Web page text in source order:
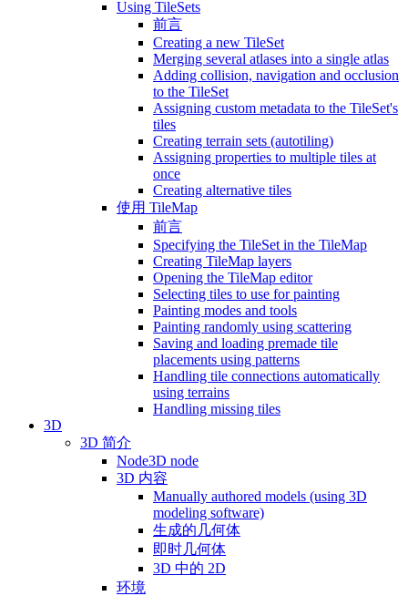
Using TileSets
前言
Creating a new TileSet
Merging several atlases into a single atlas
Adding collision, navigation and occlusion
to the TileSet
Assigning custom metadata to the TileSet's
tiles
Creating terrain sets (autotiling)
Assigning properties to multiple tiles at
once
Creating alternative tiles
使用 TileMap
前言
Specifying the TileSet in the TileMap
Creating TileMap layers
Opening the TileMap editor
Selecting tiles to use for painting
Painting modes and tools
Painting randomly using scattering
Saving and loading premade tile
placements using patterns
Handling tile connections automatically
using terrains
Handling missing tiles
3D
3D 简介
Node3D node
3D 内容
Manually authored models (using 3D
modeling software)
生成的几何体
即时几何体
3D 中的 2D
环境